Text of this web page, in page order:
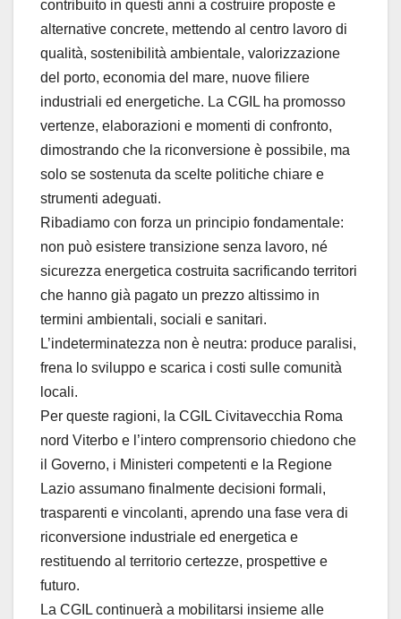
contribuito in questi anni a costruire proposte e
alternative concrete, mettendo al centro lavoro di
qualità, sostenibilità ambientale, valorizzazione
del porto, economia del mare, nuove filiere
industriali ed energetiche. La CGIL ha promosso
vertenze, elaborazioni e momenti di confronto,
dimostrando che la riconversione è possibile, ma
solo se sostenuta da scelte politiche chiare e
strumenti adeguati.
Ribadiamo con forza un principio fondamentale:
non può esistere transizione senza lavoro, né
sicurezza energetica costruita sacrificando territori
che hanno già pagato un prezzo altissimo in
termini ambientali, sociali e sanitari.
L’indeterminatezza non è neutra: produce paralisi,
frena lo sviluppo e scarica i costi sulle comunità
locali.
Per queste ragioni, la CGIL Civitavecchia Roma
nord Viterbo e l’intero comprensorio chiedono che
il Governo, i Ministeri competenti e la Regione
Lazio assumano finalmente decisioni formali,
trasparenti e vincolanti, aprendo una fase vera di
riconversione industriale ed energetica e
restituendo al territorio certezze, prospettive e
futuro.
La CGIL continuerà a mobilitarsi insieme alle